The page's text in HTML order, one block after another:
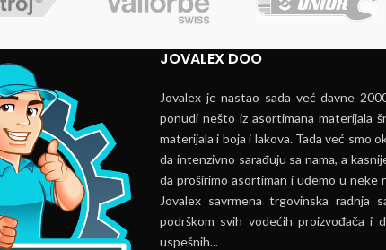
JOVALEX DOO
Jovalex je nastao sada već davne
ponudi nešto iz asortimana materijala
materijala i boja i lakova. Tada već smo
da intenzivno sarađuju sa nama, a
da proširimo asortiman i uđemo u neke
Jovalex savrmena trgovinska
podrškom svih vodećih proizvođača i
uspešnih...